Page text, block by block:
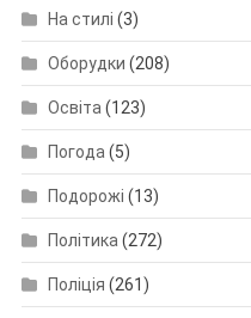
На стилі (3)
Оборудки (208)
Освіта (123)
Погода (5)
Подорожі (13)
Політика (272)
Поліція (261)